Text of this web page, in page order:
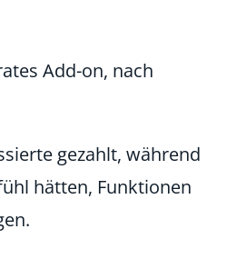
Add-on, nach
gezahlt, während
hätten, Funktionen